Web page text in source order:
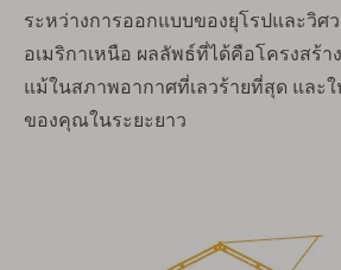
ระหว่างการออกแบบของยุโรปและวิศ
อเมริกาเหนือ ผลลัพธ์ที่ได้คือโครงสร้
แม้ในสภาพอากาศที่เลวร้ายที่สุด และ
ของคุณในระยะยาว